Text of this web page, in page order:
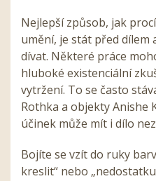
Nejlepší způsob, jak
umění, je stát před dílem
dívat. Některé práce
hluboké existenciální
vytržení. To se často
Rothka a objekty Anishe
účinek může mít i dílo
Bojíte se vzít do ruky
kreslit“ nebo